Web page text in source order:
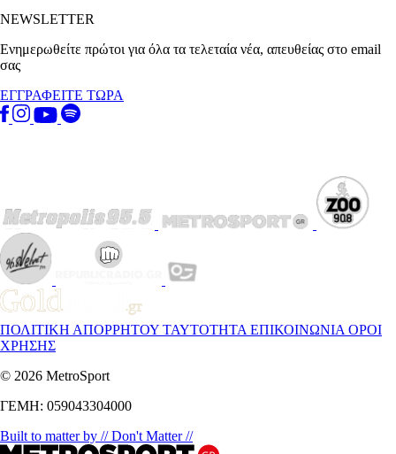
NEWSLETTER
Ενημερωθείτε πρώτοι για όλα τα τελεταία νέα, απευθείας στο email
σας
ΕΓΓΡΑΦΕΙΤΕ ΤΩΡΑ
ΠΟΛΙΤΙΚΗ ΑΠΟΡΡΗΤΟΥ ΤΑΥΤΟΤΗΤΑ ΕΠΙΚΟΙΝΩΝΙΑ ΟΡΟΙ
ΧΡΗΣΗΣ
© 2026 MetroSport
ΓΕΜΗ: 059043304000
Built to matter by // Don't Matter //